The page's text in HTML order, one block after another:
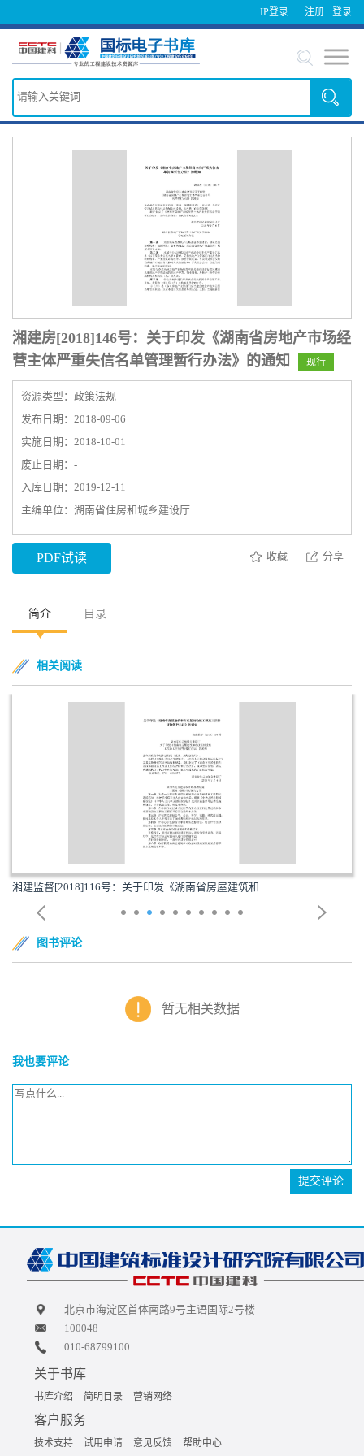
IP登录 登录
注册
湘建房[2018]146号：关于印发《湖南省房地产市场经
营主体严重失信名单管理暂行办法》的通知
现行
资源类型：政策法规
发布日期：2018-09-06
实施日期：2018-10-01
废止日期：-
入库日期：2019-12-11
主编单位：湖南省住房和城乡建设厅
PDF试读 收藏 分享
简介 目录
相关阅读
湘建监督[2018]116号：关于印发《湖南省房屋建筑和...
图书评论
暂无相关数据
我也要评论
提交评论
北京市海淀区首体南路9号主语国际2号楼
100048
010-68799100
关于书库
书库介绍 简明目录 营销网络
客户服务
技术支持 试用申请 意见反馈 帮助中心